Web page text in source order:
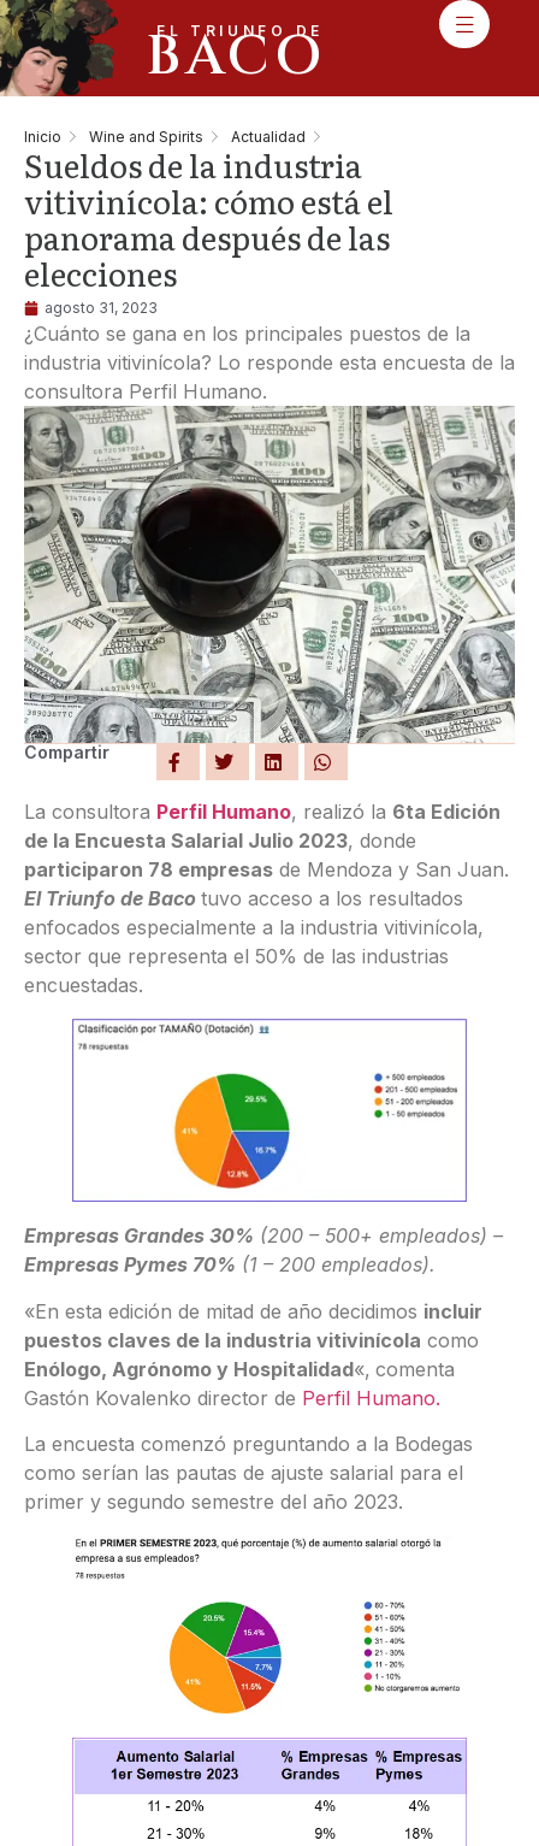
EL TRIUNFO DE
BACO
Inicio Wine and Spirits Actualidad
Sueldos de la industria
vitivinícola: cómo está el
panorama después de las
elecciones
agosto 31, 2023
¿Cuánto se gana en los principales puestos de la
industria vitivinícola? Lo responde esta encuesta de la
consultora Perfil Humano.
Compartir
La consultora Perfil Humano, realizó la 6ta Edición
de la Encuesta Salarial Julio 2023, donde
participaron 78 empresas de Mendoza y San Juan.
El Triunfo de Baco tuvo acceso a los resultados
enfocados especialmente a la industria vitivinícola,
sector que representa el 50% de las industrias
encuestadas.
Empresas Grandes 30% (200 – 500+ empleados) –
Empresas Pymes 70% (1 – 200 empleados).
«En esta edición de mitad de año decidimos incluir
puestos claves de la industria vitivinícola como
Enólogo, Agrónomo y Hospitalidad«, comenta
Gastón Kovalenko director de Perfil Humano.
La encuesta comenzó preguntando a la Bodegas
como serían las pautas de ajuste salarial para el
primer y segundo semestre del año 2023.